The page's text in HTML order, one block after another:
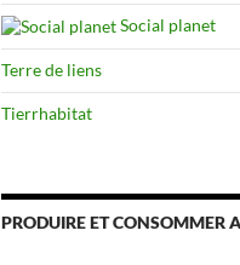
Social planet
Terre de liens
Tierrhabitat
PRODUIRE ET CONSOMMER